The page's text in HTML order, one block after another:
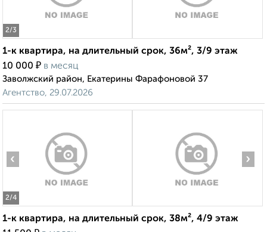
2/3
1-к квартира, на длительный срок, 36м², 3/9 этаж
10 000 ₽ в месяц
Заволжский район, Екатерины Фарафоновой 37
Агентство, 29.07.2026
2/4
‹ ›
1-к квартира, на длительный срок, 38м², 4/9 этаж